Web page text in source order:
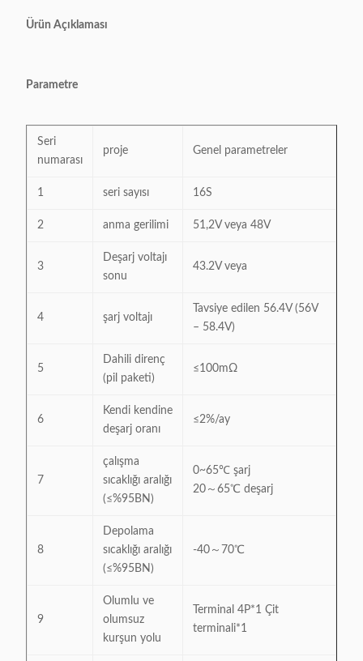
Ürün Açıklaması
Parametre
Seri
numarası
proje Genel parametreler
1 seri sayısı 16S
2 anma gerilimi 51,2V veya 48V
3
Deşarj voltajı
sonu
43.2V veya
4 şarj voltajı
Tavsiye edilen 56.4V (56V
– 58.4V)
5
Dahili direnç
(pil paketi)
≤100mΩ
6
Kendi kendine
deşarj oranı
≤2%/ay
7
çalışma
sıcaklığı aralığı
(≤%95BN)
0~65℃ şarj
20～65℃ deşarj
8
Depolama
sıcaklığı aralığı
(≤%95BN)
-40～70℃
9
Olumlu ve
olumsuz
kurşun yolu
Terminal 4P*1 Çit
terminali*1